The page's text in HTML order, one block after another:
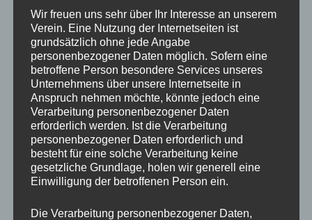
Wir freuen uns sehr über Ihr Interesse an unserem
Verein. Eine Nutzung der Internetseiten ist
grundsätzlich ohne jede Angabe
personenbezogener Daten möglich. Sofern eine
betroffene Person besondere Services unseres
Unternehmens über unsere Internetseite in
Anspruch nehmen möchte, könnte jedoch eine
Verarbeitung personenbezogener Daten
erforderlich werden. Ist die Verarbeitung
personenbezogener Daten erforderlich und
besteht für eine solche Verarbeitung keine
gesetzliche Grundlage, holen wir generell eine
Einwilligung der betroffenen Person ein.
Die Verarbeitung personenbezogener Daten,